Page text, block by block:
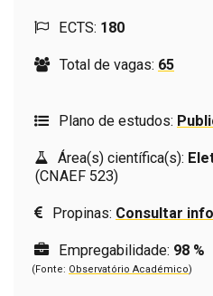
ECTS: 180
Total de vagas: 65
Plano de estudos:
Área(s) científica(s):
(CNAEF 523)
Propinas: Consultar
Empregabilidade: 98 %
(Fonte: Observatório Académico)